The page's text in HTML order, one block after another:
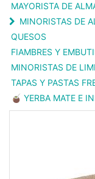
MAYORISTA DE
MINORISTAS DE
QUESOS
FIAMBRES Y
MINORISTAS DE
TAPAS Y PASTAS
🧉 YERBA MATE E